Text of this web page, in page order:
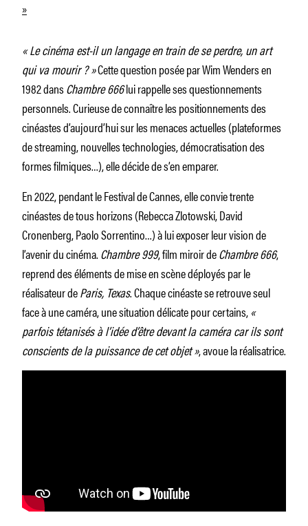
»
« Le cinéma est-il un langage en train de se perdre, un art
qui va mourir ? »Cette question posée par Wim Wenders en
1982 dansChambre 666lui rappelle ses questionnements
personnels. Curieuse de connaître les positionnements des
cinéastes d’aujourd’hui sur les menaces actuelles (­plateformes
de streaming, nouvelles technologies, démocratisation des
formes filmiques…), elle décide de s’en emparer.
En 2022, pendant le Festival de Cannes, elle convie trente
cinéastes de tous horizons (Rebecca Zlotowski, David
Cronenberg, Paolo Sorrentino…) à lui exposer leur vision de
l’avenir du cinéma.Chambre 999, film miroir deChambre 666,
reprend des éléments de mise en scène déployés par le
réalisateur deParis, Texas. Chaque cinéaste se retrouve seul
face à une caméra, une situation délicate pour certains,«
parfois tétanisés à l’idée d’être devant la caméra car ils sont
conscients de la puissance de cet objet », avoue la réalisatrice.